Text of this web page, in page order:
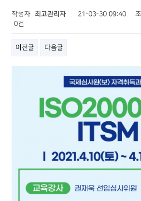
작성자 최고관리자 21-03-30 09:40
0건
이전글 다음글